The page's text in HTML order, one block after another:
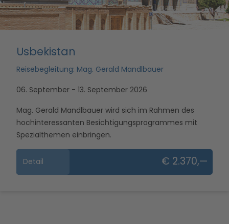
Usbekistan
Reisebegleitung: Mag. Gerald Mandlbauer
06. September - 13. September 2026
Mag. Gerald Mandlbauer wird sich im Rahmen des
hochinteressanten Besichtigungsprogrammes mit
Spezialthemen einbringen.
Detail € 2.370,—